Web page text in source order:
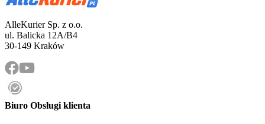
AlleKurier Sp. z o.o.
ul. Balicka 12A/B4
30-149 Kraków
Biuro Obsługi klienta